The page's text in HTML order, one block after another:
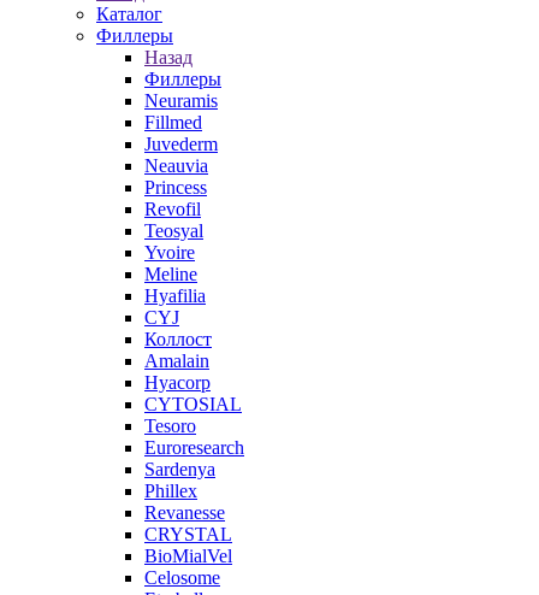
Каталог
Филлеры
Назад
Филлеры
Neuramis
Fillmed
Juvederm
Neauvia
Princess
Revofil
Teosyal
Yvoire
Meline
Hyafilia
CYJ
Коллост
Amalain
Hyacorp
CYTOSIAL
Tesoro
Euroresearch
Sardenya
Phillex
Revanesse
CRYSTAL
BioMialVel
Celosome